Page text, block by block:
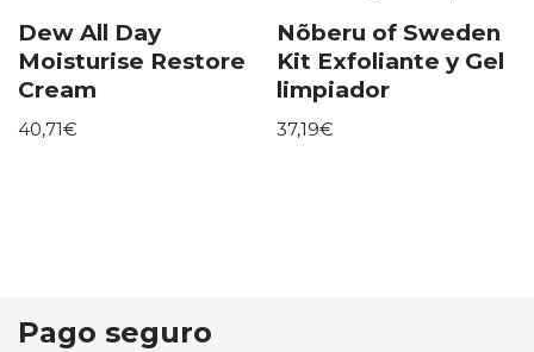
Dew All Day
Moisturise Restore
Cream
40,71€
Nõberu of Sweden
Kit Exfoliante y Gel
limpiador
37,19€
Pago seguro